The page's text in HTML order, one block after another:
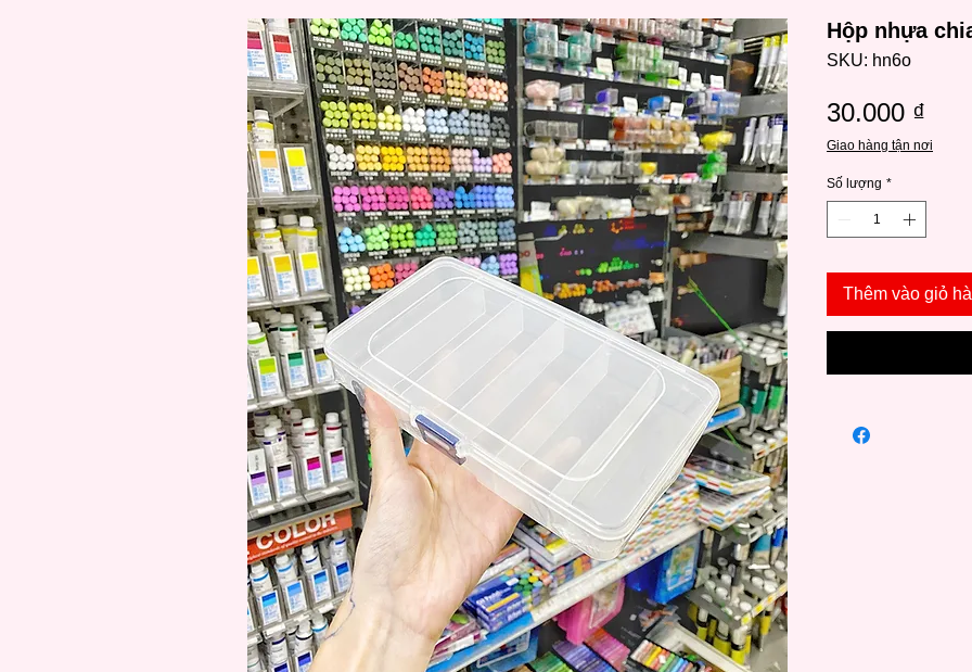
Hộp nhựa
SKU: hn6o
30.000 ₫
Giao hàng tận nơi
Số lượng *
Thêm vào giỏ